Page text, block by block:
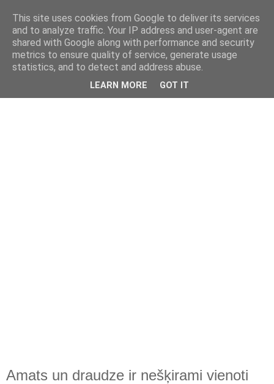
kristietim
viss, kas jāzin kristietim
Amats un draudze ir nešķirami vienoti
This site uses cookies from Google to deliver its services
and to analyze traffic. Your IP address and user-agent are
shared with Google along with performance and security
metrics to ensure quality of service, generate usage
statistics, and to detect and address abuse.
LEARN MORE GOT IT